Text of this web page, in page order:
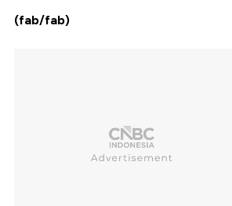
(fab/fab)